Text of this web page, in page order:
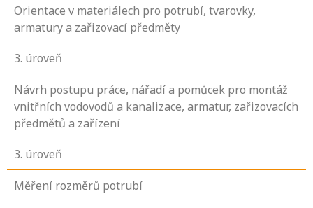
Orientace v materiálech pro potrubí, tvarovky,
armatury a zařizovací předměty
3. úroveň
Návrh postupu práce, nářadí a pomůcek pro montáž
vnitřních vodovodů a kanalizace, armatur, zařizovacích
předmětů a zařízení
3. úroveň
Měření rozměrů potrubí